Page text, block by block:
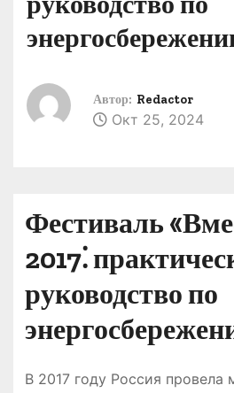
Автор: Redactor
Окт 25, 2024
Фестиваль
2017⁚
руководство по
В 2017 году Россия провела